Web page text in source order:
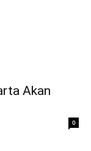
Akan
0